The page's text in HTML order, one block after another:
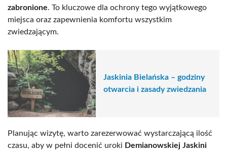
zabronione. To kluczowe dla ochrony tego wyjątkowego
miejsca oraz zapewnienia komfortu wszystkim
zwiedzającym.
Jaskinia Bielańska – godziny
otwarcia i zasady zwiedzania
Planując wizytę, warto zarezerwować wystarczającą ilość
czasu, aby w pełni docenić uroki Demianowskiej Jaskini